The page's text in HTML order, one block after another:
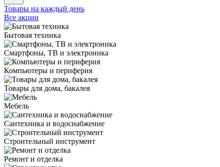
Товары на каждый день
Все акции
Бытовая техника
Смартфоны, ТВ и электроника
Компьютеры и периферия
Товары для дома, бакалея
Мебель
Сантехника и водоснабжение
Строительный инструмент
Ремонт и отделка